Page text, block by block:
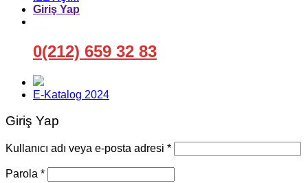
Giriş Yap
0(212) 659 32 83
E-Katalog 2024
Giriş Yap
Kullanıcı adı veya e-posta adresi *Gerekli
Parola *Gerekli